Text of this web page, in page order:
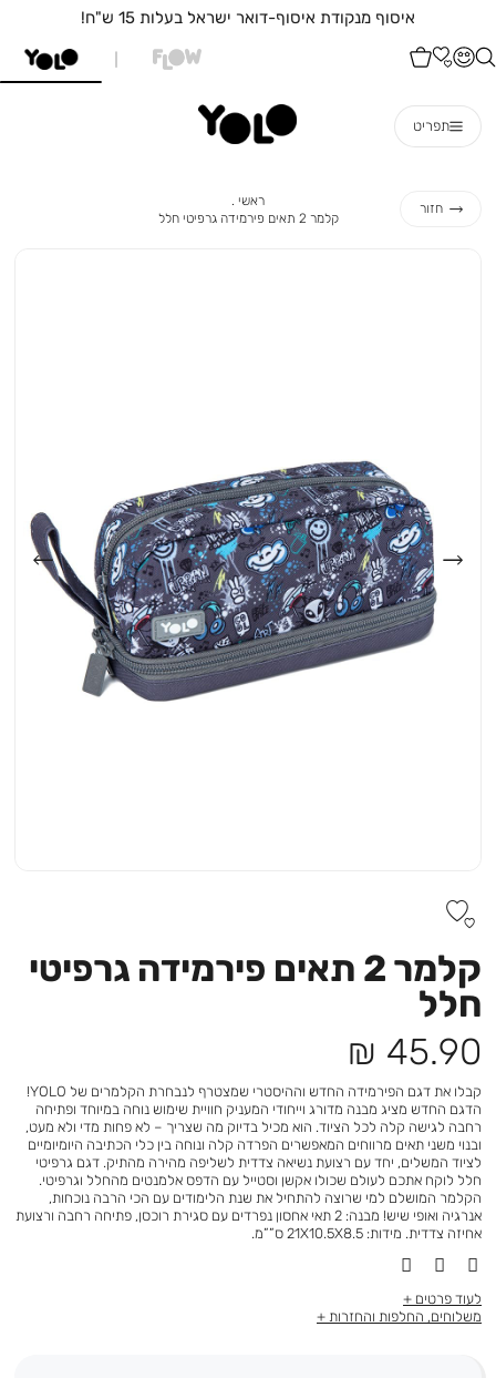
איסוף מנקודת איסוף-דואר ישראל בעלות 15 ש"ח!
תפריט
חזור
ראשי
קלמר 2 תאים פירמידה גרפיטי חלל
קלמר
קלמר 2 תאים פירמידה גרפיטי
חלל
מחיר
מוצר
45.90 ₪
קבלו את דגם הפירמידה החדש וההיסטרי שמצטרף לנבחרת הקלמרים של YOLO!
הדגם החדש מציג מבנה מדורג וייחודי המעניק חוויית שימוש נוחה במיוחד ופתיחה
רחבה לגישה קלה לכל הציוד. הוא מכיל בדיוק מה שצריך – לא פחות מדי ולא מעט,
ובנוי משני תאים מרווחים המאפשרים הפרדה קלה ונוחה בין כלי הכתיבה היומיומיים
לציוד המשלים, יחד עם רצועת נשיאה צדדית לשליפה מהירה מהתיק. דגם גרפיטי
חלל לוקח אתכם לעולם שכולו אקשן וסטייל עם הדפס אלמנטים מהחלל וגרפיטי.
הקלמר המושלם למי שרוצה להתחיל את שנת הלימודים עם הכי הרבה נוכחות,
אנרגיה ואופי שיש! מבנה: 2 תאי אחסון נפרדים עם סגירת רוכסן, פתיחה רחבה ורצועת
אחיזה צדדית. מידות: 21X10.5X8.5 ס””מ.
לעוד פרטים
משלוחים, החלפות והחזרות